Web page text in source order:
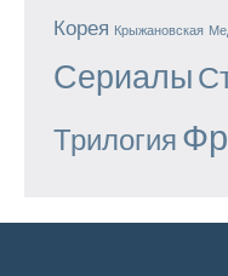
Корея Крыжановская
Сериалы
Трилогия